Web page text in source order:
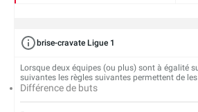
brise-cravate Ligue 1
Lorsque deux équipes (ou plus) sont à égalité
suivantes les règles suivantes permettent de
Différence de buts